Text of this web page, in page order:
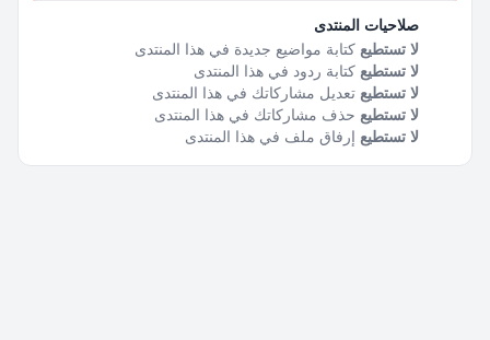
صلاحيات المنتدى
لا تستطيع كتابة مواضيع جديدة في هذا المنتدى
لا تستطيع كتابة ردود في هذا المنتدى
لا تستطيع تعديل مشاركاتك في هذا المنتدى
لا تستطيع حذف مشاركاتك في هذا المنتدى
لا تستطيع إرفاق ملف في هذا المنتدى